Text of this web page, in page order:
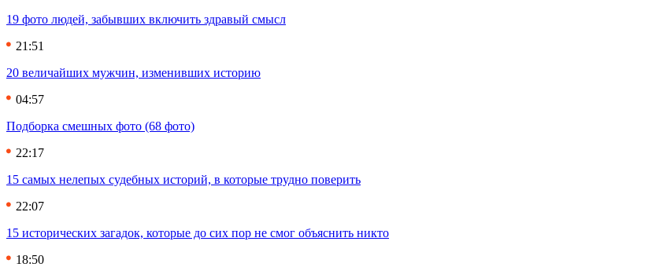
19 фото людей, забывших включить здравый смысл
21:51
20 величайших мужчин, изменивших историю
04:57
Подборка смешных фото (68 фото)
22:17
15 самых нелепых судебных историй, в которые трудно поверить
22:07
15 исторических загадок, которые до сих пор не смог объяснить никто
18:50